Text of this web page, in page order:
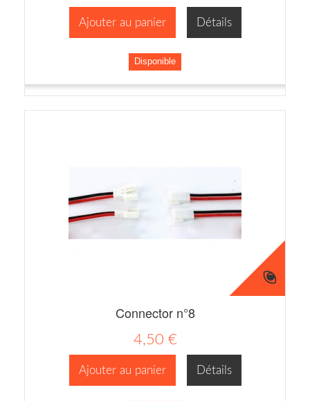
Ajouter au panier Détails
Disponible
Connector n°8
4,50 €
Ajouter au panier Détails